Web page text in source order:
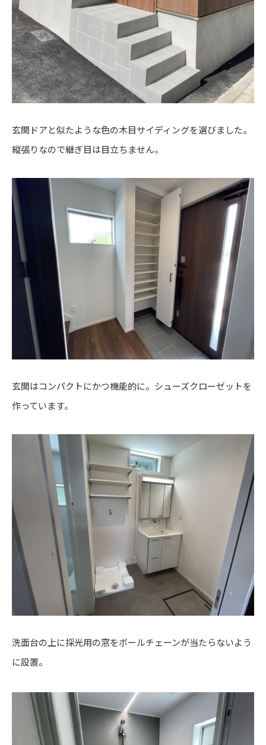
玄関ドアと似たような色の木目サイディングを選びました。
縦張りなので継ぎ目は目立ちません。
玄関はコンパクトにかつ機能的に。シューズクローゼットを
作っています。
洗面台の上に採光用の窓をボールチェーンが当たらないよう
に設置。